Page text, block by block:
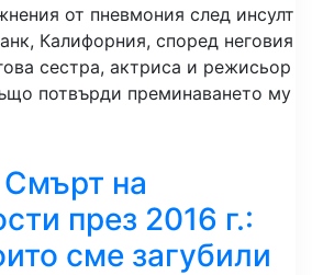
от пневмония след инсулт
Калифорния, според неговия
сестра, актриса и режисьор
потвърди преминаването му
на
през 2016 г.:
сме загубили